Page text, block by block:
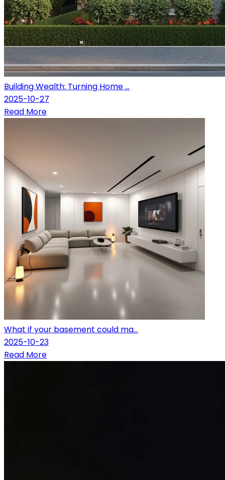
Building Wealth: Turning Home ...
2025-10-27
Read More
What if your basement could ma...
2025-10-23
Read More